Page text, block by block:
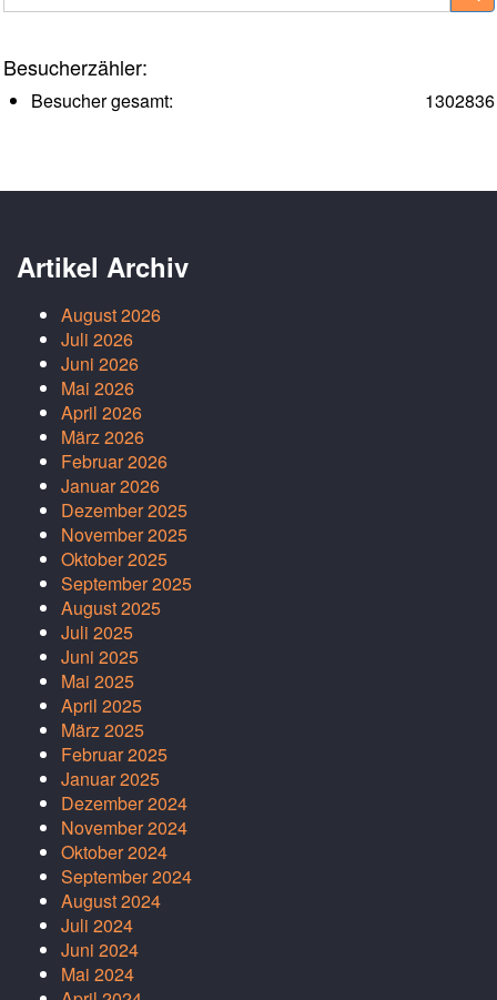
Besucherzähler:
1302836
Besucher gesamt:
Artikel Archiv
August 2026
Juli 2026
Juni 2026
Mai 2026
April 2026
März 2026
Februar 2026
Januar 2026
Dezember 2025
November 2025
Oktober 2025
September 2025
August 2025
Juli 2025
Juni 2025
Mai 2025
April 2025
März 2025
Februar 2025
Januar 2025
Dezember 2024
November 2024
Oktober 2024
September 2024
August 2024
Juli 2024
Juni 2024
Mai 2024